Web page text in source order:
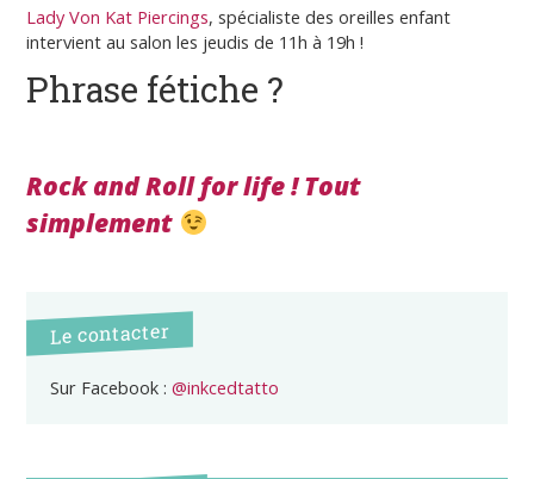
Lady Von Kat Piercings, spécialiste des oreilles enfant
intervient au salon les jeudis de 11h à 19h !
Phrase fétiche ?
Rock and Roll for life ! Tout
simplement
Le contacter
Sur Facebook :@inkcedtatto